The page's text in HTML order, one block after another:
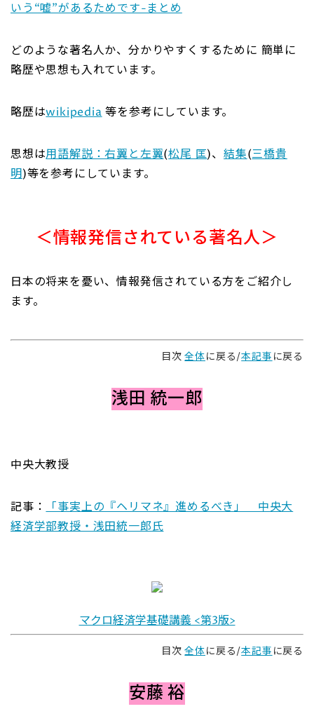
いう“嘘”があるためです-まとめ
どのような著名人か、分かりやすくするために 簡単に
略歴や思想も入れています。
略歴はwikipedia 等を参考にしています。
思想は用語解説：右翼と左翼(松尾 匡)、結集(三橋貴
明)等を参考にしています。
＜情報発信されている著名人＞
日本の将来を憂い、情報発信されている方をご紹介し
ます。
目次全体に戻る/本記事 に戻る
浅田 統一郎
中央大教授
記事：
「事実上の『ヘリマネ』進めるべき」 中央大
経済学部教授・浅田統一郎氏
マクロ経済学基礎講義 <第3版>
目次全体に戻る/本記事 に戻る
安藤 裕